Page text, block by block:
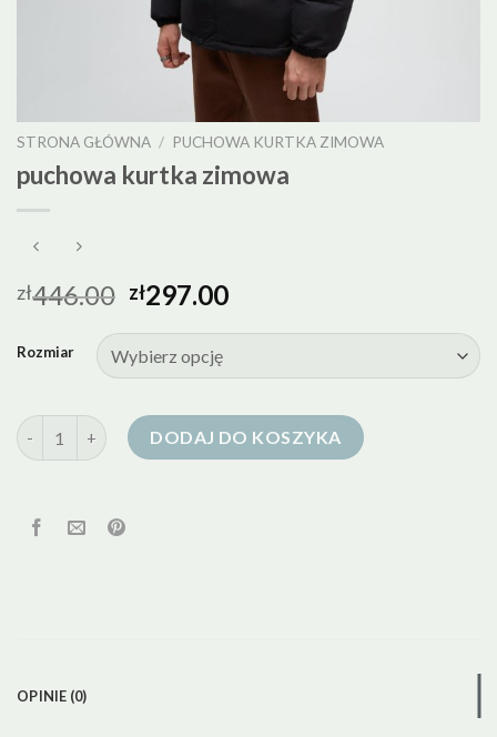
STRONA GŁÓWNA / PUCHOWA KURTKA ZIMOWA
puchowa kurtka zimowa
zł446.00 zł297.00
Rozmiar
ilość puchowa kurtka zimowaDODAJ DO KOSZYKA
OPINIE (0)